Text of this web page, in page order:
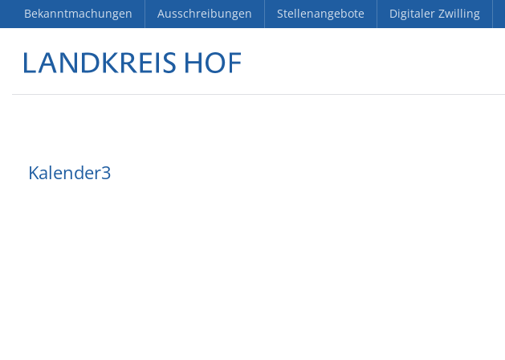
Bekanntmachungen Ausschreibungen Stellenangebote Digitaler Zwilling
Kalender3